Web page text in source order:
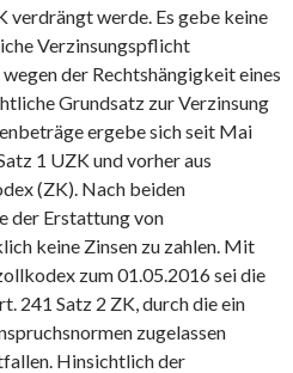
verdrängt werde. Es gebe keine
Verzinsungspflicht
der Rechtshängigkeit eines
Grundsatz zur Verzinsung
ergebe sich seit Mai
1 UZK und vorher aus
(ZK). Nach beiden
der Erstattung von
keine Zinsen zu zahlen. Mit
zum 01.05.2016 sei die
241 Satz 2 ZK, durch die ein
zugelassen
Hinsichtlich der